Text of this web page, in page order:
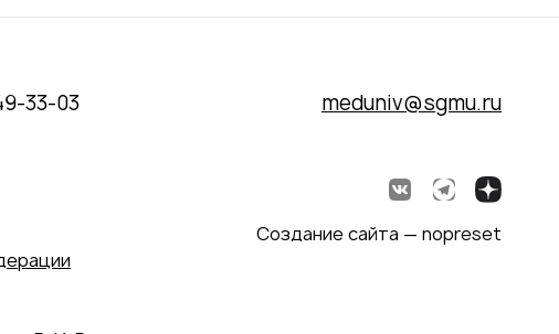
33-03 meduniv@sgmu.ru
Создание сайта — nopreset